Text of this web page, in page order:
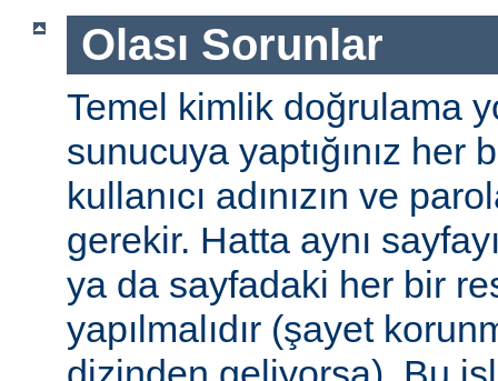
Olası Sorunlar
Temel kimlik doğrulama
sunucuya yaptığınız her
kullanıcı adınızın ve
gerekir. Hatta aynı
ya da sayfadaki her bir
yapılmalıdır (şayet